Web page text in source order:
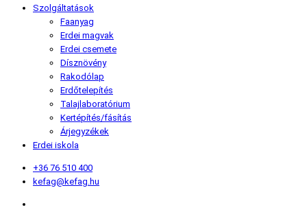
Szolgáltatások
Faanyag
Erdei magvak
Erdei csemete
Dísznövény
Rakodólap
Erdőtelepítés
Talajlaboratórium
Kertépítés/fásítás
Árjegyzékek
Erdei iskola
+36 76 510 400
kefag@kefag.hu